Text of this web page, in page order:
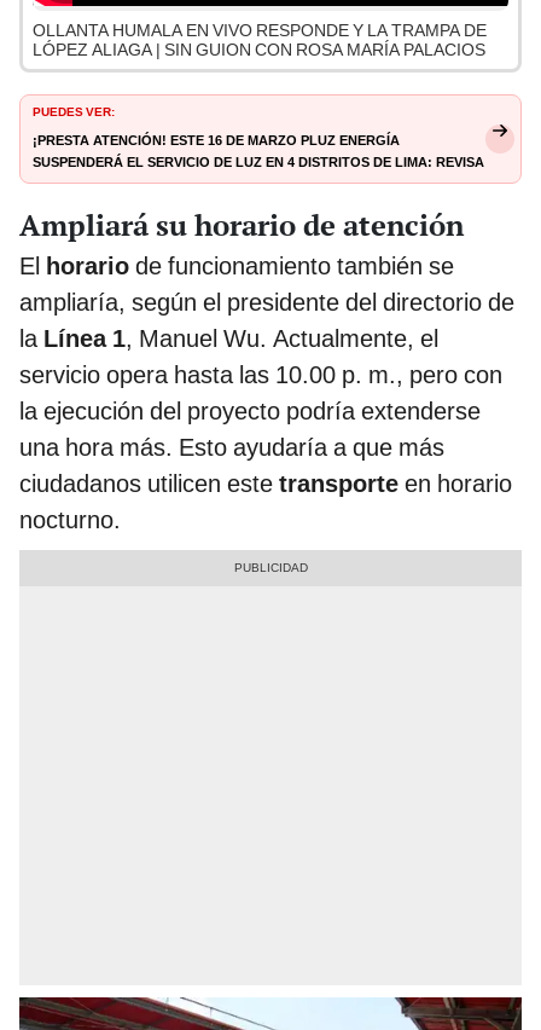
OLLANTA HUMALA EN VIVO RESPONDE Y LA TRAMPA DE
LÓPEZ ALIAGA | SIN GUION CON ROSA MARÍA PALACIOS
PUEDES VER:
¡Presta atención! Este 16 de marzo Pluz Energía
suspenderá el servicio de luz en 4 distritos de Lima: revisa
si tu zona será afectada
Ampliará su horario de atención
El horario de funcionamiento también se
ampliaría, según el presidente del directorio de
la Línea 1, Manuel Wu. Actualmente, el
servicio opera hasta las 10.00 p. m., pero con
la ejecución del proyecto podría extenderse
una hora más. Esto ayudaría a que más
ciudadanos utilicen este transporte en horario
nocturno.